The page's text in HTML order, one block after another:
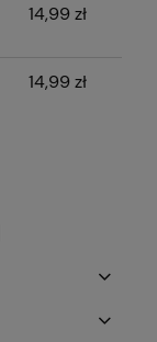
14,99 zł
14,99 zł